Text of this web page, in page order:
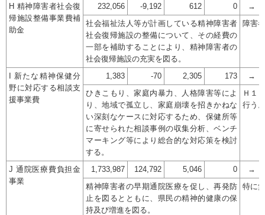
H 精神障害者社会復
帰施設整備事業費補
助金
232,056 -9,192 612 0 →
社会福祉法人等が計画している精神障害者
社会復帰施設の整備について、その経費の
一部を補助することにより、精神障害者の
社会復帰施設の充実を図る。
障害
I 新たな精神保健分
野に対応する相談支
援事業費
1,383 -70 2,305 173 →
ひきこもり、家庭内暴力、人格障害等によ
り、地域で孤立し、家庭崩壊を招きかねな
い深刻なケースに対応するため、保健所等
に寄せられた相談事例の収集分析、ベンチ
マーキング等により総合的な対応策を検討
する。
Ｈ１
行う。
J 通院医療費負担金
事業
1,733,987 124,792 5,046 0 →
精神障害者の早期通院医療を促し、再発防
止を図るとともに、県民の精神的健康の保
持及び増進を図る。
特に